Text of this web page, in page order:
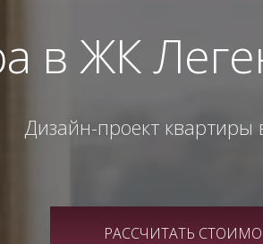
в ЖК
Дизайн-проект квартиры
РАССЧИТАТЬ